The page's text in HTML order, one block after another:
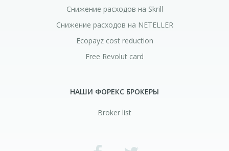
Снижение расходов на Skrill
Снижение расходов на NETELLER
Ecopayz cost reduction
Free Revolut card
НАШИ ФОРЕКС БРОКЕРЫ
Broker list